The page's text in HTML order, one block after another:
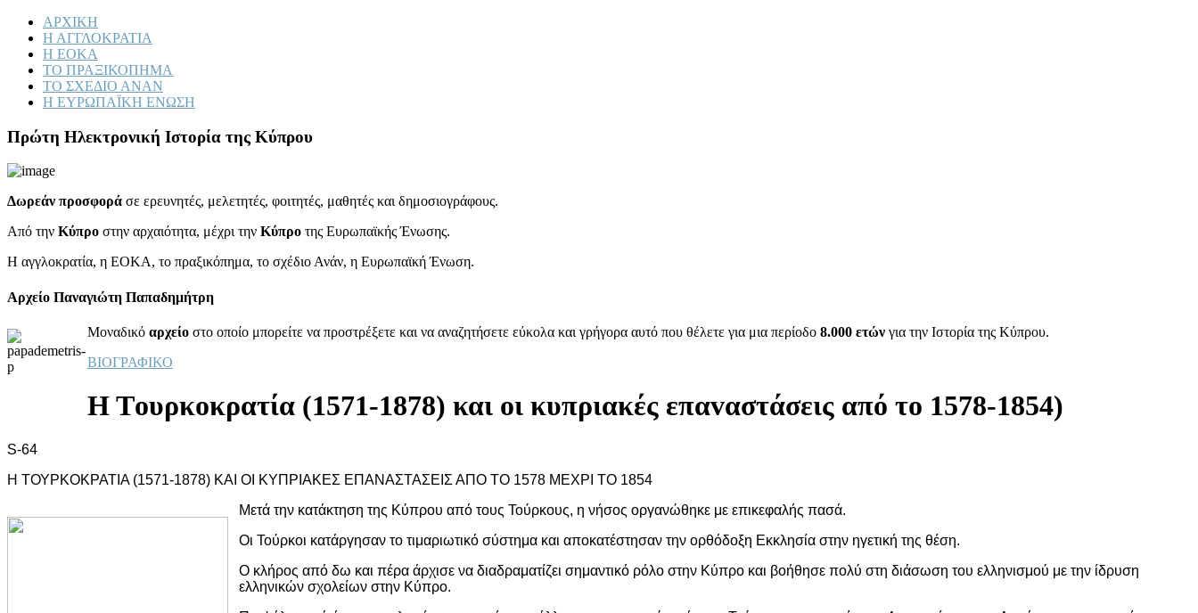
ΑΡΧΙΚΗ
Η ΑΓΓΛΟΚΡΑΤΙΑ
Η ΕΟΚΑ
ΤΟ ΠΡΑΞΙΚΟΠΗΜΑ
ΤΟ ΣΧΕΔΙΟ ΑΝΑΝ
Η ΕΥΡΩΠΑΪΚΗ ΕΝΩΣΗ
Πρώτη Ηλεκτρονική Ιστορία της Κύπρου
Δωρεάν προσφορά σε ερευνητές, μελετητές, φοιτητές, μαθητές και δημοσιογράφους.
Από την Κύπρο στην αρχαιότητα, μέχρι την Κύπρο της Ευρωπαϊκής Ένωσης.
Η αγγλοκρατία, η ΕΟΚΑ, το πραξικόπημα, το σχέδιο Ανάν, η Ευρωπαϊκή Ένωση.
Αρχείο Παναγιώτη Παπαδημήτρη
Μοναδικό αρχείο στο οποίο μπορείτε να προστρέξετε και να αναζητήσετε εύκολα και γρήγορα αυτό που θέλετε για μια περίοδο 8.000 ετών για την Ιστορία της Κύπρου.
ΒΙΟΓΡΑΦΙΚΟ
Η Τoυρκoκρατία (1571-1878) και oι κυπριακές επαvαστάσεις από τo 1578-1854)
S-64
Η ΤΟΥΡΚΟΚΡΑΤΙΑ (1571-1878) ΚΑΙ ΟΙ ΚΥΠΡΙΑΚΕΣ ΕΠΑΝΑΣΤΑΣΕΙΣ ΑΠΟ ΤΟ 1578 ΜΕΧΡΙ ΤΟ 1854
Μετά την κατάκτηση της Κύπρου από τους Τούρκους, η νήσος οργανώθηκε με επικεφαλής πασά.
Οι Τούρκοι κατάργησαν το τιμαριωτικό σύστημα και αποκατέστησαν την ορθόδοξη Εκκλησία στην ηγετική της θέση.
Ο κλήρος από δω και πέρα άρχισε να διαδραματίζει σημαντικό ρόλο στην Κύπρο και βοήθησε πολύ στη διάσωση του ελληνισμού με την ίδρυση
ελληνικών σχολείων στην Κύπρο.